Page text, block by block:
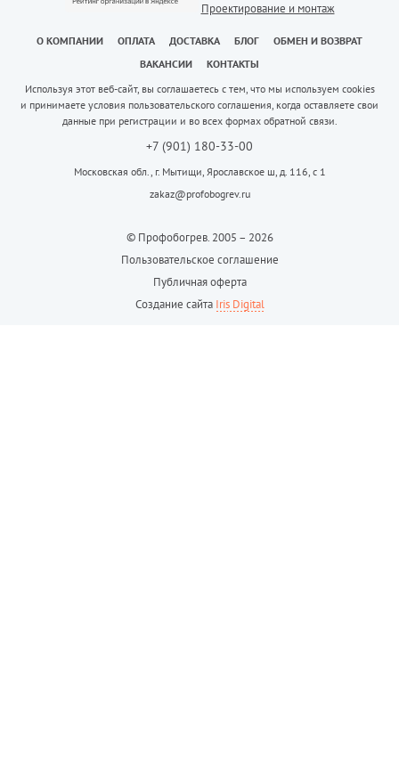
Проектирование и монтаж
О КОМПАНИИ ОПЛАТА ДОСТАВКА БЛОГ
ОБМЕН И ВОЗВРАТ
ВАКАНСИИ
КОНТАКТЫ
Используя этот веб-сайт, вы соглашаетесь с тем, что мы используем cookies
и принимаете условия пользовательского соглашения, когда оставляете свои
данные при регистрации и во всех формах обратной связи.
+7 (901) 180-33-00
Московская обл., г. Мытищи, Ярославское ш, д. 116, с 1
zakaz@profobogrev.ru
© Профобогрев. 2005 – 2026
Пользовательское соглашение
Публичная оферта
Создание сайта Iris Digital